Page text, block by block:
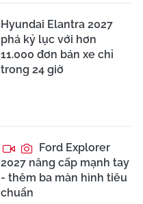
Hyundai Elantra 2027
phá kỷ lục với hơn
11.000 đơn bán xe chỉ
trong 24 giờ
Ford Explorer
2027 nâng cấp mạnh tay
- thêm ba màn hình tiêu
chuẩn